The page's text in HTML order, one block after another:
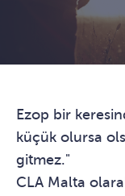
Ezop bir
küçük olursa
gitmez."
CLA Malta